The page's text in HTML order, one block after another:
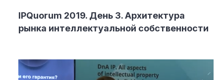
IPQuorum 2019. День 3. Архитектура
рынка интеллектуальной собственности